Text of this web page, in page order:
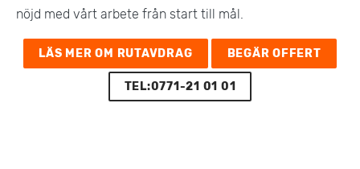
nöjd med vårt arbete från start till mål​.
LÄS MER OM RUTAVDRAG BEGÄR OFFERT
TEL:0771-21 01 01